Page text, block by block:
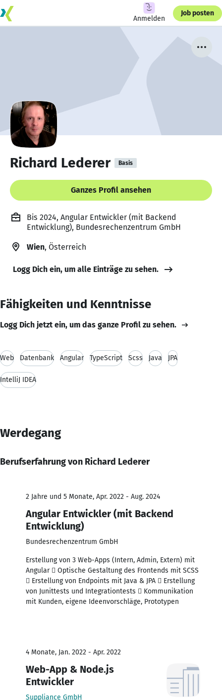
Anmelden
Job posten
Richard Lederer Basis
Ganzes Profil ansehen
Bis 2024, Angular Entwickler (mit Backend
Entwicklung), Bundesrechenzentrum GmbH
Wien, Österreich
Logg Dich ein, um alle Einträge zu sehen.
Fähigkeiten und Kenntnisse
Logg Dich jetzt ein, um das ganze Profil zu sehen.
Web Datenbank Angular TypeScript Scss Java JPA
IntelliJ IDEA
Werdegang
Berufserfahrung von Richard Lederer
2 Jahre und 5 Monate, Apr. 2022 - Aug. 2024
Angular Entwickler (mit Backend
Entwicklung)
Bundesrechenzentrum GmbH
Erstellung von 3 Web-Apps (Intern, Admin, Extern) mit
Angular  Optische Gestaltung des Frontends mit SCSS
 Erstellung von Endpoints mit Java & JPA  Erstellung
von Junittests und Integrationtests  Kommunikation
mit Kunden, eigene Ideenvorschläge, Prototypen
4 Monate, Jan. 2022 - Apr. 2022
Web-App & Node.js
Entwickler
Suppliance GmbH